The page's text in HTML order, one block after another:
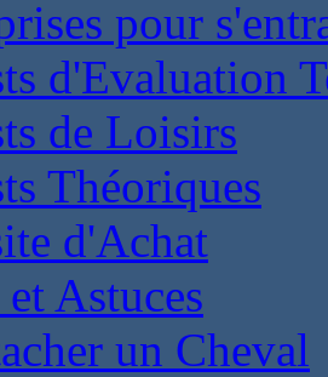
pour
d'Evaluation
de Loisirs
Théoriques
d'Achat
Astuces
un Cheval